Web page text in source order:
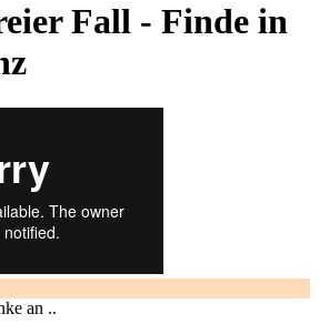
Fall - Finde in
an ..